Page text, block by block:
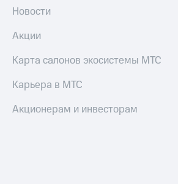
Новости
Акции
Карта салонов экосистемы МТС
Карьера в МТС
Акционерам и инвесторам